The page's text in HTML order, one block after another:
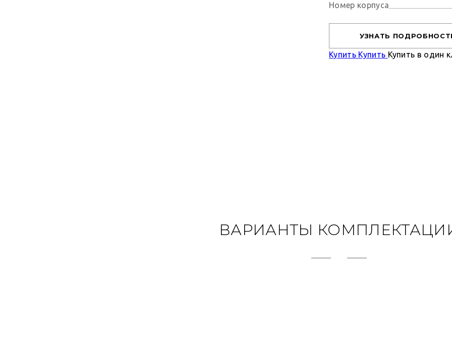
Номер корпуса
УЗНАТЬ
Купить Купить Купить в один
ВАРИАНТЫ